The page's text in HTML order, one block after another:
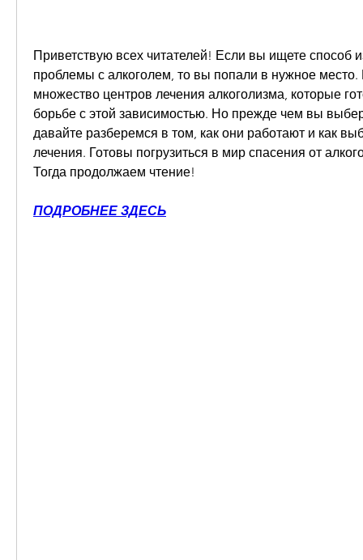
Приветствую всех читателей! Если вы ищете способ
проблемы с алкоголем, то вы попали в нужное место.
множество центров лечения алкоголизма, которые
борьбе с этой зависимостью. Но прежде чем вы
давайте разберемся в том, как они работают и как
лечения. Готовы погрузиться в мир спасения от
Тогда продолжаем чтение!
ПОДРОБНЕЕ ЗДЕСЬ